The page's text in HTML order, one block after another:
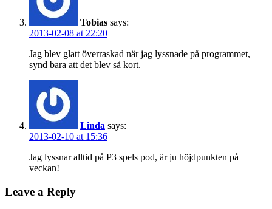
Tobias says:
2013-02-08 at 22:20
Jag blev glatt överraskad när jag lyssnade på programmet,
synd bara att det blev så kort.
Linda says:
2013-02-10 at 15:36
Jag lyssnar alltid på P3 spels pod, är ju höjdpunkten på
veckan!
Leave a Reply